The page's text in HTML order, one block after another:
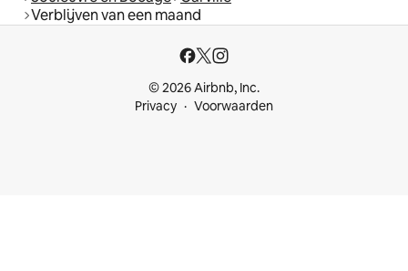
Verblijven van een maand
© 2026 Airbnb, Inc.
Privacy
Voorwaarden